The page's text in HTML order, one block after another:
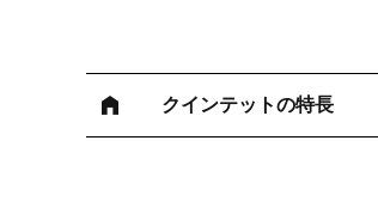
クインテットの特長